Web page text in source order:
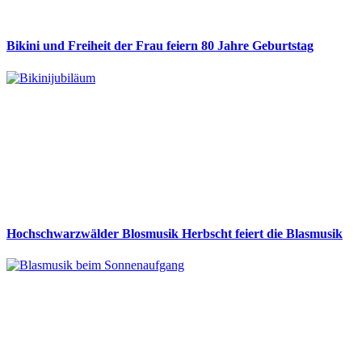
Bikini und Freiheit der Frau feiern 80 Jahre Geburtstag
Hochschwarzwälder Blosmusik Herbscht feiert die Blasmusik